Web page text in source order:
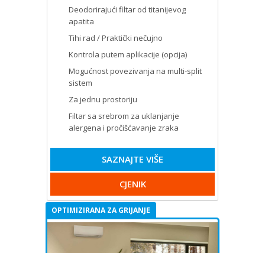
Deodorirajući filtar od titanijevog
apatita
Tihi rad / Praktički nečujno
Kontrola putem aplikacije (opcija)
Mogućnost povezivanja na multi-split
sistem
Za jednu prostoriju
Filtar sa srebrom za uklanjanje
alergena i pročišćavanje zraka
SAZNAJTE VIŠE
CJENIK
OPTIMIZIRANA ZA GRIJANJE